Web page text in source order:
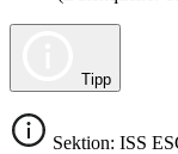
Tipp
Sektion: ISS